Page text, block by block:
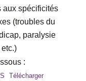
aux spécificités
(troubles du
paralysie
:
Télécharger